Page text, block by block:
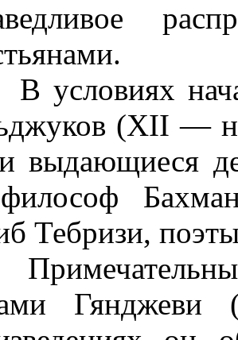
(XII —
выдающиеся
Тебризи,